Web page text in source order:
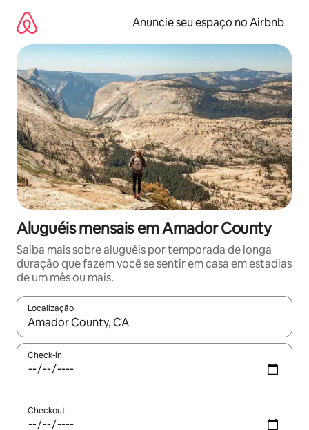
para
conteúdo
Anuncie seu espaço no Airbnb
Aluguéis mensais em Amador County
Saiba mais sobre aluguéis por temporada de longa
duração que fazem você se sentir em casa em estadias
de um mês ou mais.
Localização
Quando os resultados estiverem disponíveis, explore-os
Check-in
Checkout